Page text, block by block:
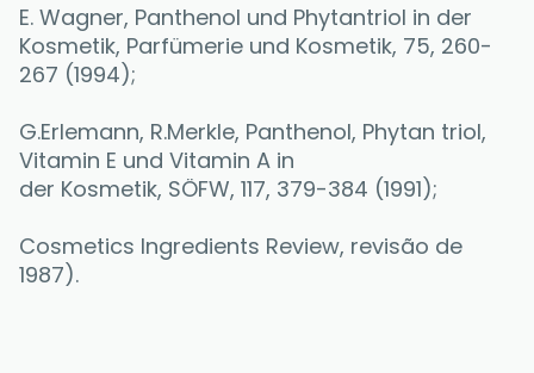
E. Wagner, Panthenol und Phytantriol in der
Kosmetik, Parfümerie und Kosmetik, 75, 260-
267 (1994);
G.Erlemann, R.Merkle, Panthenol, Phytan triol,
Vitamin E und Vitamin A in
der Kosmetik, SÖFW, 117, 379-384 (1991);
Cosmetics Ingredients Review, revisão de
1987).